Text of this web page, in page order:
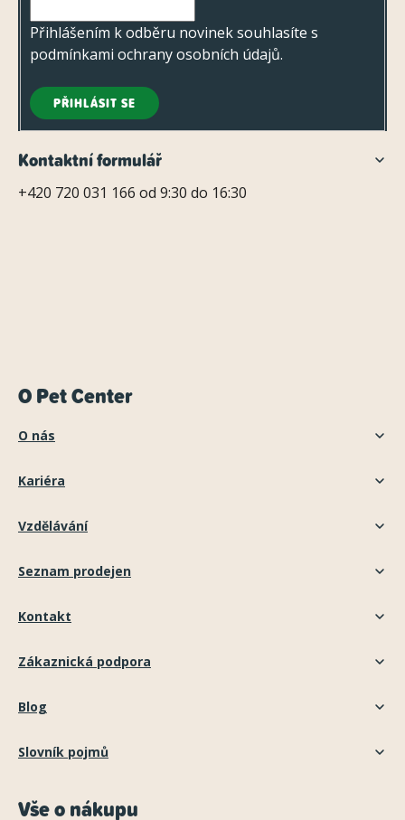
Přihlášením k odběru novinek souhlasíte s
podmínkami ochrany osobních údajů.
PŘIHLÁSIT SE
Kontaktní formulář
+420 720 031 166 od 9:30 do 16:30
O Pet Center
O nás
Kariéra
Vzdělávání
Seznam prodejen
Kontakt
Zákaznická podpora
Blog
Slovník pojmů
Vše o nákupu